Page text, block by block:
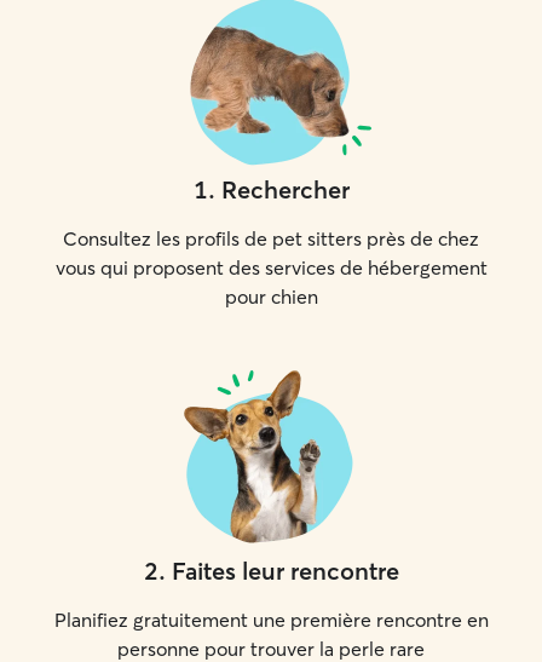
1. Rechercher
Consultez les profils de pet sitters près de chez
vous qui proposent des services de hébergement
pour chien
2. Faites leur rencontre
Planifiez gratuitement une première rencontre en
personne pour trouver la perle rare